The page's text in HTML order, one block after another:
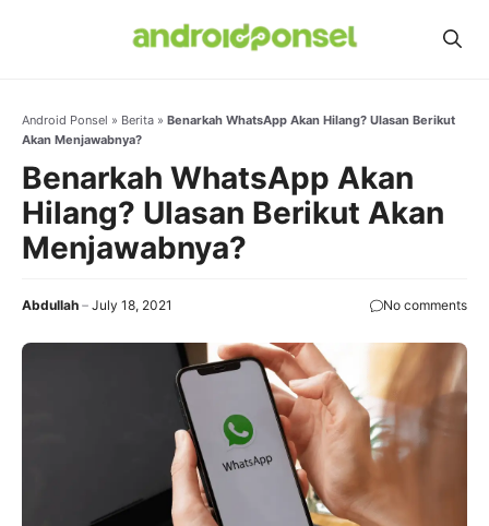
Android Ponsel » Berita » Benarkah WhatsApp Akan Hilang? Ulasan Berikut
Akan Menjawabnya?
Benarkah WhatsApp Akan
Hilang? Ulasan Berikut Akan
Menjawabnya?
Abdullah July 18, 2021 No comments